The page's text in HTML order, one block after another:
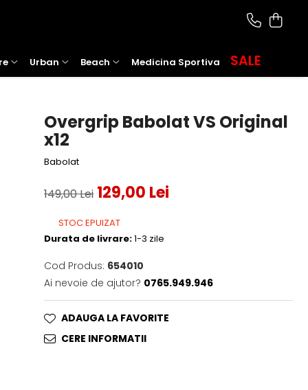
Urban Beach Medicina Sportiva SALE
Overgrip Babolat VS Original
x12
Babolat
149,00 Lei 129,00 Lei
STOC EPUIZAT
Durata de livrare:1-3 zile
Cod Produs: 654010
Ai nevoie de ajutor? 0765.949.946
ADAUGA LA FAVORITE
CERE INFORMATII